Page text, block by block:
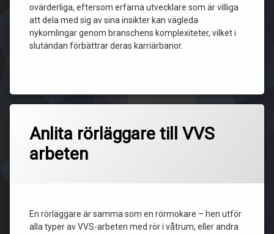
ovärderliga, eftersom erfarna utvecklare som är villiga
att dela med sig av sina insikter kan vägleda
nykomlingar genom branschens komplexiteter, vilket i
slutändan förbättrar deras karriärbanor.
Anlita rörläggare till VVS
arbeten
En rörläggare är samma som en rörmokare – hen utför
alla typer av VVS-arbeten med rör i våtrum, eller andra